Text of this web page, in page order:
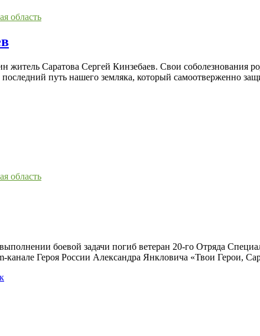
область
Саратова Сергей Кинзебаев. Свои соболезнования
путь нашего земляка, который самоотверженно
область
боевой задачи погиб ветеран 20-го Отряда
канале Героя России Александра Янкловича «Твои